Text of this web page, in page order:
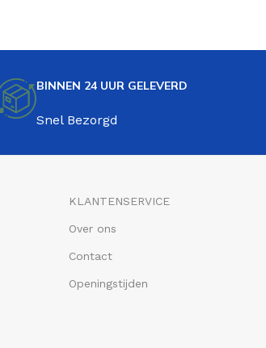
BINNEN 24 UUR GELEVERD
Snel Bezorgd
KLANTENSERVICE
Over ons
Contact
Openingstijden